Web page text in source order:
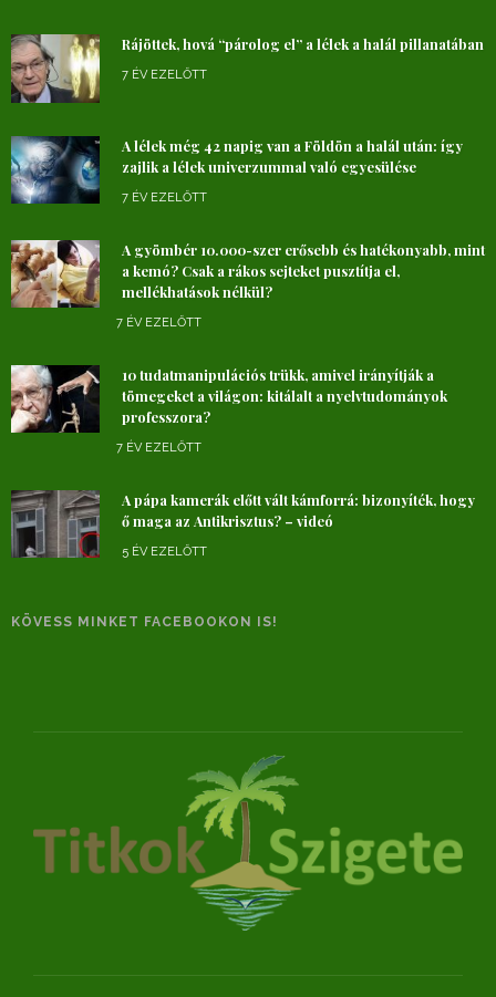
Rájöttek, hová “párolog el” a lélek a halál pillanatában
7 ÉV EZELŐTT
A lélek még 42 napig van a Földön a halál után: így
zajlik a lélek univerzummal való egyesülése
7 ÉV EZELŐTT
A gyömbér 10.000-szer erősebb és hatékonyabb, mint
a kemó? Csak a rákos sejteket pusztítja el,
mellékhatások nélkül?
7 ÉV EZELŐTT
10 tudatmanipulációs trükk, amivel irányítják a
tömegeket a világon: kitálalt a nyelvtudományok
professzora?
7 ÉV EZELŐTT
A pápa kamerák előtt vált kámforrá: bizonyíték, hogy
ő maga az Antikrisztus? – videó
5 ÉV EZELŐTT
KÖVESS MINKET FACEBOOKON IS!